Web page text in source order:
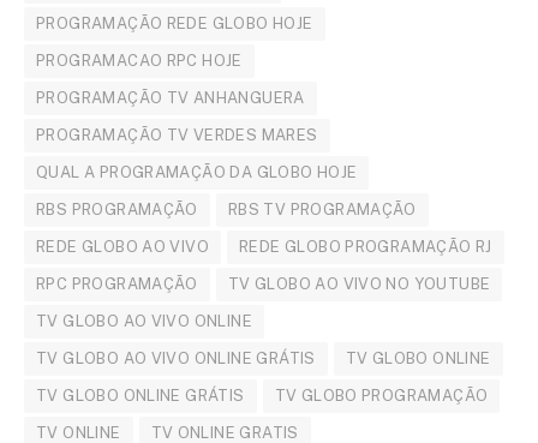
PROGRAMAÇÃO REDE GLOBO HOJE
PROGRAMACAO RPC HOJE
PROGRAMAÇÃO TV ANHANGUERA
PROGRAMAÇÃO TV VERDES MARES
QUAL A PROGRAMAÇÃO DA GLOBO HOJE
RBS PROGRAMAÇÃO RBS TV PROGRAMAÇÃO
REDE GLOBO AO VIVO REDE GLOBO PROGRAMAÇÃO RJ
RPC PROGRAMAÇÃO TV GLOBO AO VIVO NO YOUTUBE
TV GLOBO AO VIVO ONLINE
TV GLOBO AO VIVO ONLINE GRÁTIS TV GLOBO ONLINE
TV GLOBO ONLINE GRÁTIS TV GLOBO PROGRAMAÇÃO
TV ONLINE TV ONLINE GRATIS